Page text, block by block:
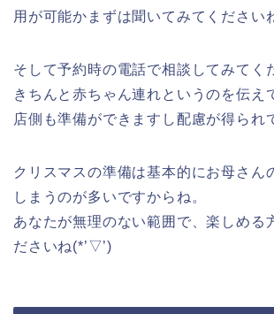
用が可能かまずは聞いてみてください
そして予約時の電話で相談してみてく
きちんと赤ちゃん連れというのを伝え
店側も準備ができますし配慮が得られ
クリスマスの準備は基本的にお母さん
しまうのが多いですからね。
あなたが無理のない範囲で、楽しめる
ださいね(*’▽’)